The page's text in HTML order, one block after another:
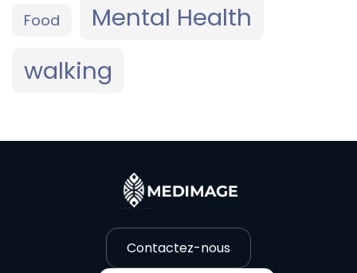
Food
Mental Health
walking
Contactez-nous